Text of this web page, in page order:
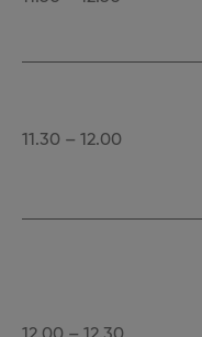
11.30 – 12.00